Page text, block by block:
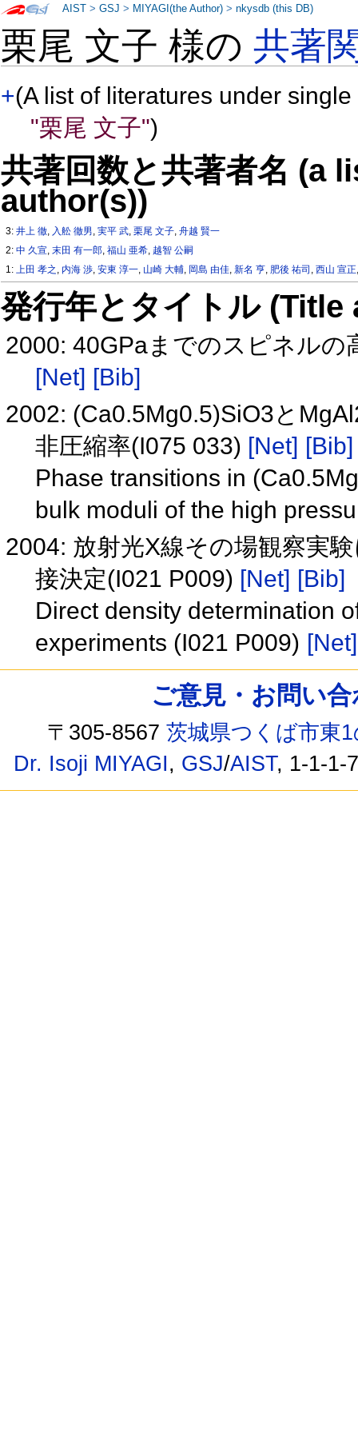
栗尾 文子 様の共著
+(A list of literatures under
"栗尾 文子")
共著回数と共著者名 (a
author(s))
3:井上 徹, 入舩 徹男,実平 武,栗尾 文子,舟越 賢一
2:中 久宣,末田 有一郎,福山 亜希, 越智 公嗣
1:上田 孝之 , 内海 渉,安東 淳一, 山崎 大輔, 岡島 由佳,新名 亨, 肥後 祐司 ,西山 宣正
発行年とタイトル
2000: 40GPaまでのスピネル
[Net] [Bib]
2002: (Ca0.5Mg0.5)SiO3と
非圧縮率(I075 033) [Net] [Bib]
Phase transitions in
bulk moduli of the high
2004: 放射光X線その場観察実
接決定(I021 P009) [Net] [Bib]
Direct density determination
experiments (I021 P009) [Net]
AIST >GSJ > MIYAGI(the Author) >nkysdb (this DB)
ご意見・お問い
〒305-8567茨城県つくば市東
Dr. Isoji MIYAGI, GSJ/AIST, 1-1-1-